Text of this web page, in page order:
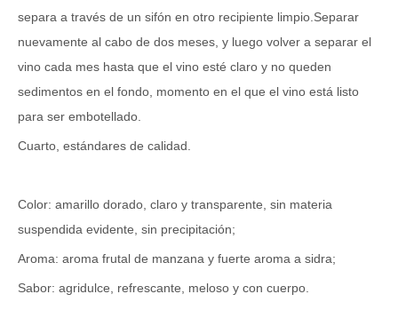
separa a través de un sifón en otro recipiente limpio.Separar
nuevamente al cabo de dos meses, y luego volver a separar el
vino cada mes hasta que el vino esté claro y no queden
sedimentos en el fondo, momento en el que el vino está listo
para ser embotellado.
Cuarto, estándares de calidad.
Color: amarillo dorado, claro y transparente, sin materia
suspendida evidente, sin precipitación;
Aroma: aroma frutal de manzana y fuerte aroma a sidra;
Sabor: agridulce, refrescante, meloso y con cuerpo.